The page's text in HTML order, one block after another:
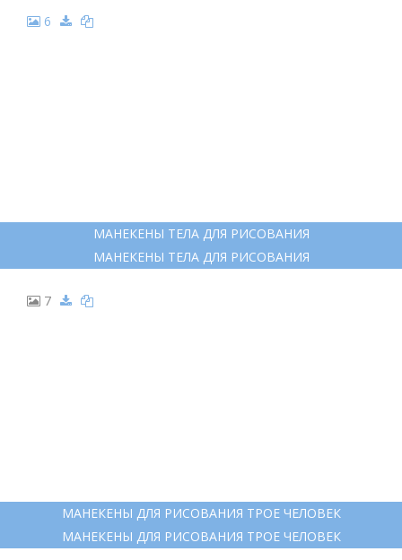
6
МАНЕКЕНЫ ТЕЛА ДЛЯ РИСОВАНИЯ
МАНЕКЕНЫ ТЕЛА ДЛЯ РИСОВАНИЯ
7
МАНЕКЕНЫ ДЛЯ РИСОВАНИЯ ТРОЕ ЧЕЛОВЕК
МАНЕКЕНЫ ДЛЯ РИСОВАНИЯ ТРОЕ ЧЕЛОВЕК